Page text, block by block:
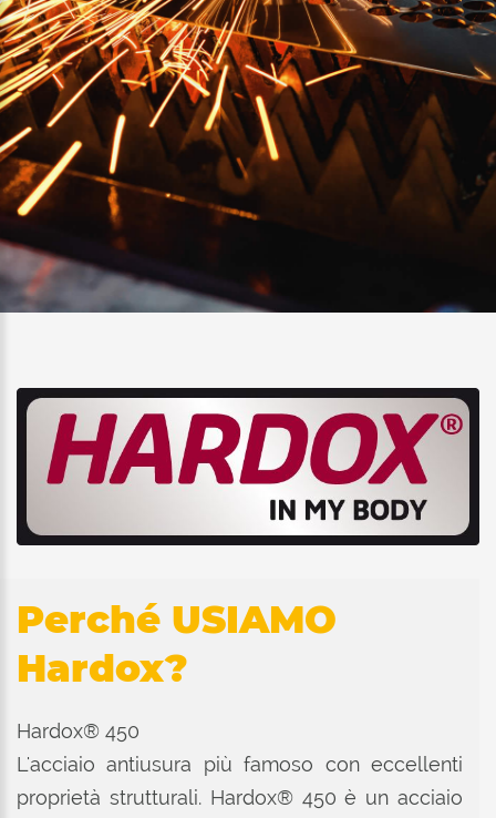
Perché USIAMO
Hardox?
Hardox® 450
L'acciaio antiusura più famoso con eccellenti
proprietà strutturali. Hardox® 450 è un acciaio